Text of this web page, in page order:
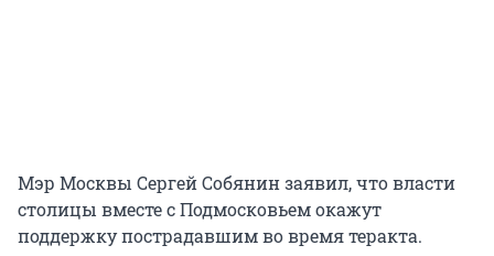
Мэр Москвы Сергей Собянин заявил, что власти
столицы вместе с Подмосковьем окажут
поддержку пострадавшим во время теракта.